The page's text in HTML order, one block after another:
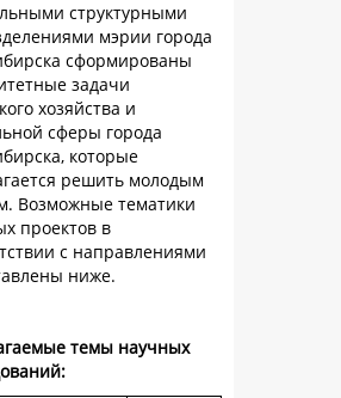
структурными
мэрии города
сформированы
задачи
хозяйства и
сферы города
которые
решить молодым
Возможные тематики
проектов в
с направлениями
ниже.
темы научных